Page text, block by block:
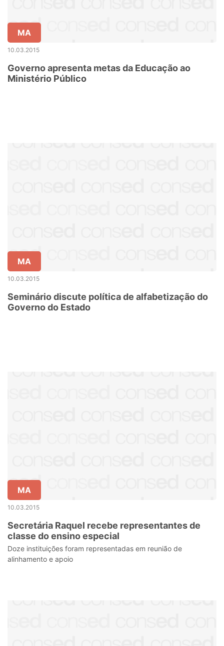
MA
10.03.2015
Governo apresenta metas da Educação ao
Ministério Público
MA
10.03.2015
Seminário discute política de alfabetização do
Governo do Estado
MA
10.03.2015
Secretária Raquel recebe representantes de
classe do ensino especial
Doze instituições foram representadas em reunião de
alinhamento e apoio